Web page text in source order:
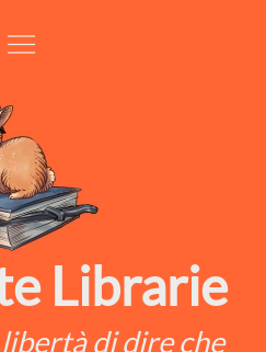
Librarie
di dire che